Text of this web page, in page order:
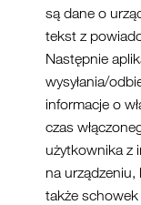
są dane o
tekst z
Następnie
wysyłania/
informacje o
czas
użytkownika z
na
także schowek